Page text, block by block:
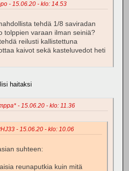
- 15.06.20 - klo: 14.53
tehdä 1/8 saviradan
tolppien varaan ilman seiniä?
reilusti kallistettuna
kaivot sekä kasteluvedot heti
haitaksi
- 15.06.20 - klo: 11.36
- 15.06.20 - klo: 10.06
suhteen:
reunaputkia kuin mitä